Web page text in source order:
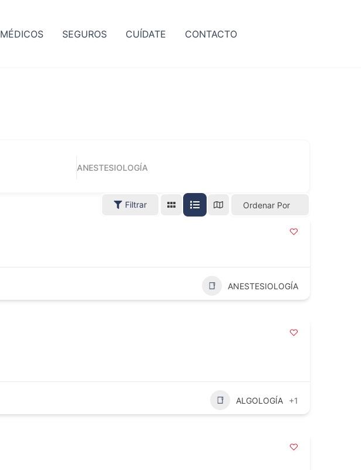
MÉDICOS SEGUROS CUÍDATE CONTACTO
ANESTESIOLOGÍA
Filtrar Ordenar Por
ANESTESIOLOGÍA
ALGOLOGÍA +1